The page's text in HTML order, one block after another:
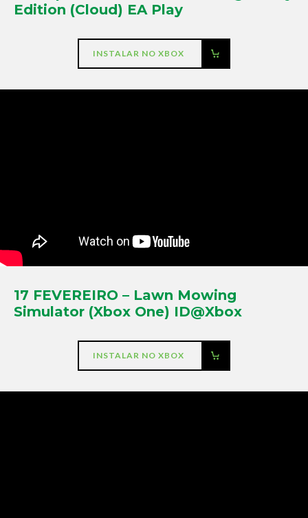
Edition (Cloud) EA Play
INSTALAR NO XBOX
17 FEVEREIRO – Lawn Mowing
Simulator (Xbox One) ID@Xbox
INSTALAR NO XBOX